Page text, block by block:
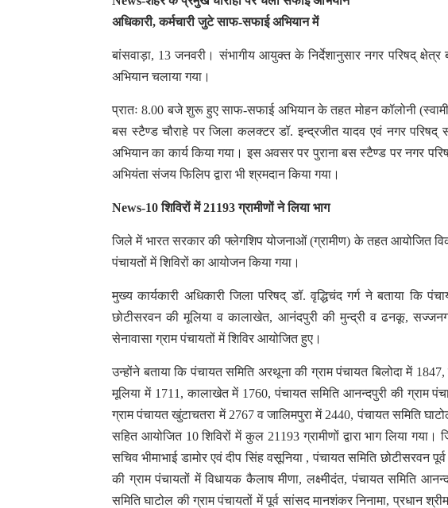
अधिकारी, कर्मचारी जुटे साफ-सफाई अभियान में
बांसवाड़ा, 13 जनवरी। संभागीय आयुक्त के निर्देशानुसार नगर परिषद्
अभियान चलाया गया।
प्रातः 8.00 बजे शुरू हुए साफ-सफाई अभियान के तहत मोहन कॉलोनी
बस स्टैण्ड चौराहे पर जिला कलक्टर डॉ. इन्द्रजीत यादव एवं नगर परिषद्
अभियान का कार्य किया गया। इस अवसर पर पुराना बस स्टैण्ड पर नगर
अभियंता संजय फिलिप द्वारा भी श्रमदान किया गया।
News-10 शिविरों में 21193 ग्रामीणों ने लिया भाग
जिले में भारत सरकार की फ्लेगशिप योजनाओं (ग्रामीण) के तहत आयोजित
पंचायतों में शिविरों का आयोजन किया गया।
मुख्य कार्यकारी अधिकारी जिला परिषद् डॉ. वृद्धिचंद गर्ग ने बताया कि
छोटीसरवन की मूलिया व कालाखेत, आनंदपुरी की मुन्द्री व ढनकू,
सेनावासा ग्राम पंचायतों में शिविर आयोजित हुए।
उन्होंने बताया कि पंचायत समिति अरथूना की ग्राम पंचायत बिलोदा में
मूलिया में 1711, कालाखेत में 1760, पंचायत समिति आनन्दपुरी की ग्राम
ग्राम पंचायत खुंटाचतरा में 2767 व जालिमपुरा में 2440, पंचायत समिति
सहित आयोजित 10 शिविरों में कुल 21193 ग्रामीणों द्वारा भाग लिया
सचिव भीमाभाई डामोर एवं दीप सिंह वसूनिया , पंचायत समिति छोटीसरवन
की ग्राम पंचायतों में विधायक कैलाष मीणा, लक्ष्मीदंत, पंचायत समिति
समिति घाटोल की ग्राम पंचायतों में पूर्व सांसद मानशंकर निनामा, प्रधान